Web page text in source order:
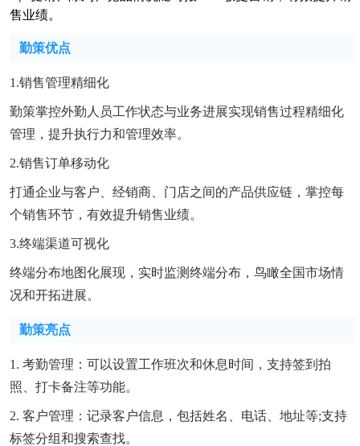
售业绩。
勤策优点
1.销售管理精细化
勤策掌控外勤人员工作状态与业务进展实现销售过程精细化
管理，提升执行力和管理效率。
2.销售订单移动化
打通企业与客户、经销商、门店之间的产品供应链，掌控每
个销售环节，有效提升销售业绩。
3.终端渠道可视化
终端分布地图化展现，实时监测终端分布，鸟瞰全国市场情
况和开拓进展。
勤策亮点
1. 考勤管理：可以设置工作班次和休息时间，支持签到拍
照、打卡备注等功能。
2. 客户管理：记录客户信息，包括姓名、电话、地址等;支持
标签分组和搜索查找。